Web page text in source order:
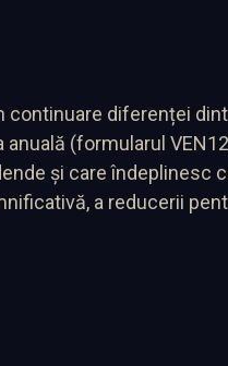
diferenței
(formularul
și care îndeplinesc
a reducerii